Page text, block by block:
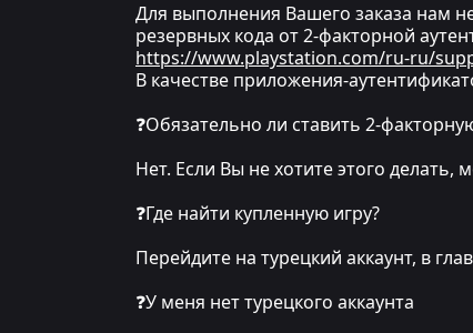
Для выполнения Вашего заказа нам
резервных кода от 2-факторной
https://www.playstation.com/ru-ru/
В качестве приложения-
❓Обязательно ли ставить 2-
Нет. Если Вы не хотите этого
❓Где найти купленную игру?
Перейдите на турецкий аккаунт, в
❓У меня нет турецкого аккаунта